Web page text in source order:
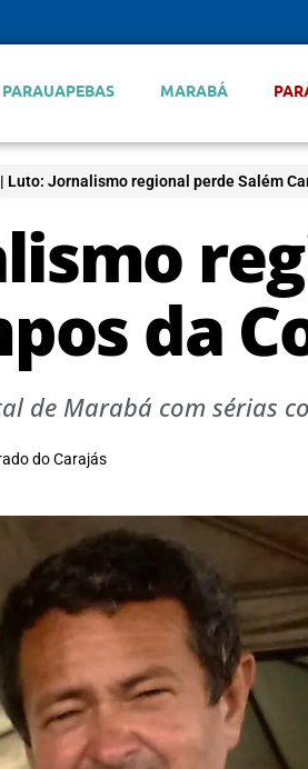
PARAUAPEBAS MARABÁ
| Luto: Jornalismo regional perde Salém
da
de Marabá com sérias
do Carajás